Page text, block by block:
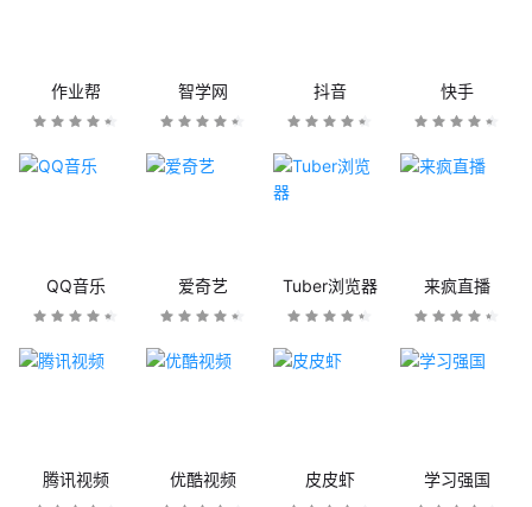
作业帮 智学网 抖音 快手
QQ音乐 爱奇艺 Tuber浏览器 来疯直播
腾讯视频 优酷视频 皮皮虾 学习强国